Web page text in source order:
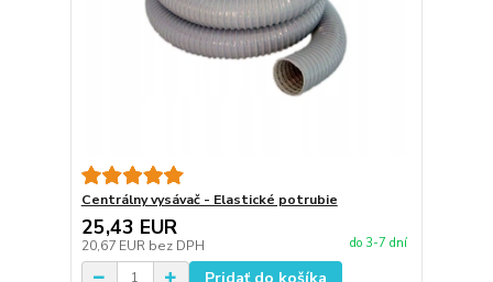
Centrálny vysávač - Elastické potrubie
25,43 EUR
20,67 EUR bez DPH do 3-7 dní